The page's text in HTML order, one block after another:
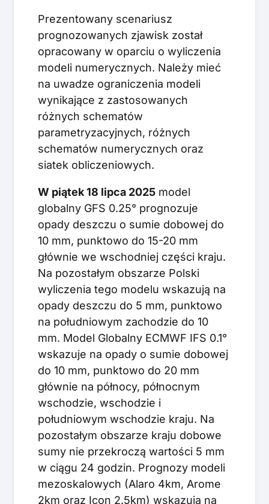
Prezentowany scenariusz
prognozowanych zjawisk został
opracowany w oparciu o wyliczenia
modeli numerycznych. Należy mieć
na uwadze ograniczenia modeli
wynikające z zastosowanych
różnych schematów
parametryzacyjnych, różnych
schematów numerycznych oraz
siatek obliczeniowych.
W piątek 18 lipca 2025 model
globalny GFS 0.25° prognozuje
opady deszczu o sumie dobowej do
10 mm, punktowo do 15-20 mm
głównie we wschodniej części kraju.
Na pozostałym obszarze Polski
wyliczenia tego modelu wskazują na
opady deszczu do 5 mm, punktowo
na południowym zachodzie do 10
mm. Model Globalny ECMWF IFS 0.1°
wskazuje na opady o sumie dobowej
do 10 mm, punktowo do 20 mm
głównie na północy, północnym
wschodzie, wschodzie i
południowym wschodzie kraju. Na
pozostałym obszarze kraju dobowe
sumy nie przekroczą wartości 5 mm
w ciągu 24 godzin. Prognozy modeli
mezoskalowych (Alaro 4km, Arome
2km oraz Icon 2.5km) wskazują na